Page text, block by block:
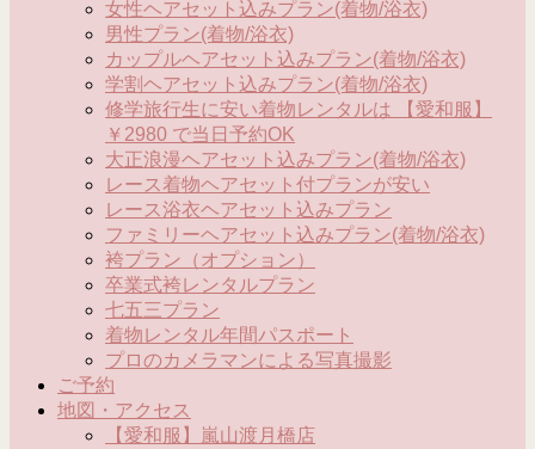
女性ヘアセット込みプラン(着物/浴衣)
男性プラン(着物/浴衣)
カップルヘアセット込みプラン(着物/浴衣)
学割ヘアセット込みプラン(着物/浴衣)
修学旅行生に安い着物レンタルは 【愛和服】
￥2980 で当日予約OK
大正浪漫ヘアセット込みプラン(着物/浴衣)
レース着物ヘアセット付プランが安い
レース浴衣ヘアセット込みプラン
ファミリーヘアセット込みプラン(着物/浴衣)
袴プラン（オプション）
卒業式袴レンタルプラン
七五三プラン
着物レンタル年間パスポート
プロのカメラマンによる写真撮影
ご予約
地図・アクセス
【愛和服】嵐山渡月橋店